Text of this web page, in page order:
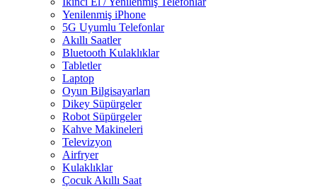
Yenilenmiş iPhone
5G Uyumlu Telefonlar
Akıllı Saatler
Bluetooth Kulaklıklar
Tabletler
Laptop
Oyun Bilgisayarları
Dikey Süpürgeler
Robot Süpürgeler
Kahve Makineleri
Televizyon
Airfryer
Kulaklıklar
Çocuk Akıllı Saat